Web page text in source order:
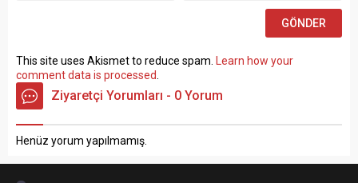
This site uses Akismet to reduce spam.
Learn how your
comment data is processed
Ziyaretçi Yorumları - 0 Yorum
Henüz yorum yapılmamış.